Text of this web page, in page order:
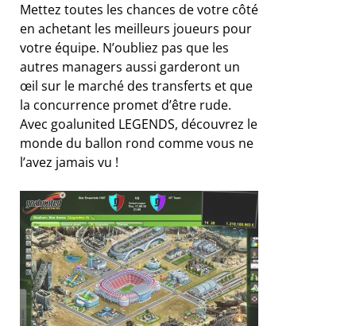
Mettez toutes les chances de votre côté
en achetant les meilleurs joueurs pour
votre équipe. N’oubliez pas que les
autres managers aussi garderont un
œil sur le marché des transferts et que
la concurrence promet d’être rude.
Avec goalunited LEGENDS, découvrez le
monde du ballon rond comme vous ne
l’avez jamais vu !